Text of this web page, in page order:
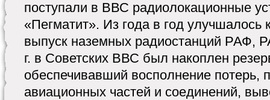
поступали в ВВС радиолокационные
«Пегматит». Из года в год улучшалось
выпуск наземных радиостанций РАФ,
г. в Советских ВВС был накоплен
обеспечивавший восполнение потерь,
авиационных частей и соединений,